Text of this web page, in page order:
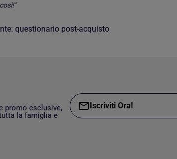
questionario post-acquisto
promo esclusive,
la famiglia e
Iscriviti Ora!